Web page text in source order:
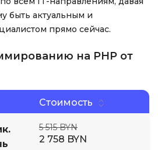
быть актуальным и
прямо сейчас.
на PHP от
Стоимость
5 515 BYN
2 758 BYN